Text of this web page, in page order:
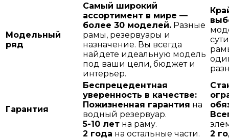
Модельный
ряд
Самый широкий
ассортимент в мире —
более 30 моделей. Разные
рамы, резервуары и
назначение. Вы всегда
найдете идеальную модель
под ваши цели, бюджет и
интерьер.
Гарантия
Беспрецедентная
уверенность в качестве:
Пожизненная гарантия на
водный резервуар.
5-10 лет на раму.
2 года на остальные части.
2